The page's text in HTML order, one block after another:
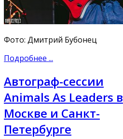
Фото: Дмитрий Бубонец
Подробнее ...
Автограф-сессии
Animals As Leaders в
Москве и Санкт-
Петербурге